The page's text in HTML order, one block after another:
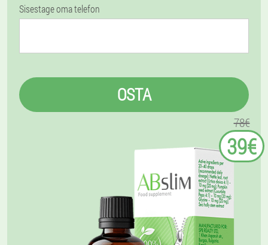
Sisestage oma telefon
OSTA
78€
39€